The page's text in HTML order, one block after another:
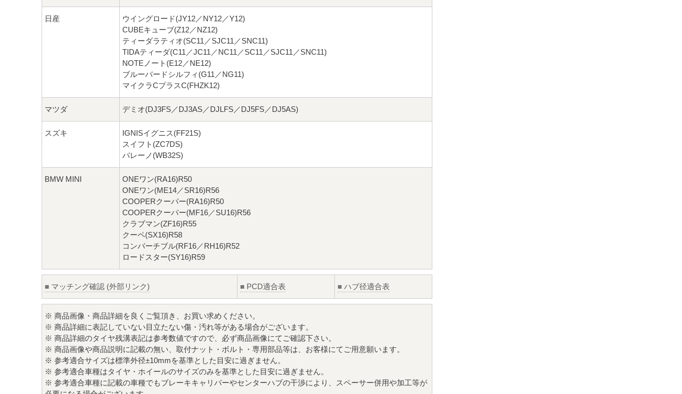
日産
ウイングロード(JY12／NY12／Y12)
CUBEキューブ(Z12／NZ12)
ティーダラティオ(SC11／SJC11／SNC11)
TIDAティーダ(C11／JC11／NC11／SC11／SJC11／SNC11)
NOTEノート(E12／NE12)
ブルーバードシルフィ(G11／NG11)
マイクラCプラスC(FHZK12)
マツダ デミオ(DJ3FS／DJ3AS／DJLFS／DJ5FS／DJ5AS)
スズキ
IGNISイグニス(FF21S)
スイフト(ZC7DS)
バレーノ(WB32S)
BMW MINI
ONEワン(RA16)R50
ONEワン(ME14／SR16)R56
COOPERクーパー(RA16)R50
COOPERクーパー(MF16／SU16)R56
クラブマン(ZF16)R55
クーペ(SX16)R58
コンバーチブル(RF16／RH16)R52
ロードスター(SY16)R59
■ マッチング確認 (外部リンク) ■ PCD適合表 ■ ハブ径適合表
※ 商品画像・商品詳細を良くご覧頂き、お買い求めください。
※ 商品詳細に表記していない目立たない傷・汚れ等がある場合がございます。
※ 商品詳細のタイヤ残溝表記は参考数値ですので、必ず商品画像にてご確認下さい。
※ 商品画像や商品説明に記載の無い、取付ナット・ボルト・専用部品等は、お客様にてご用意願います。
※ 参考適合サイズは標準外径±10mmを基準とした目安に過ぎません。
※ 参考適合車種はタイヤ・ホイールのサイズのみを基準とした目安に過ぎません。
※ 参考適合車種に記載の車種でもブレーキキャリパーやセンターハブの干渉により、スペーサー併用や加工等が